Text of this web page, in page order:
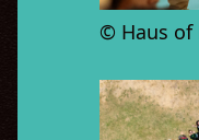
© Haus of